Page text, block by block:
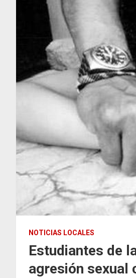
NOTICIAS LOCALES
Estudiantes de
agresión sexual